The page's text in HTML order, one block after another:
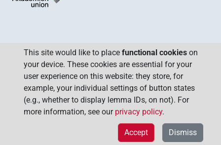
This site would like to place functional cookies on
your device. These cookies are essential for your
user experience on this website: they store, for
example, your individual settings of button states
(e.g., whether to display lemma IDs, on not). For
more information, see our privacy policy.
Dismiss
Accept